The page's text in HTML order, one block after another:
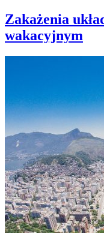
Zakażenia
wakacyjnym